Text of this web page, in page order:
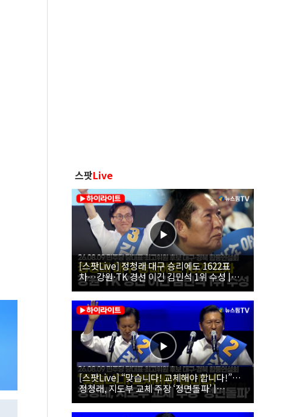
스팟Live
[스팟Live] 정청래 대구 승리에도 1622표
차…강원·TK 경선 이긴 김민석 1위 수성 |
26.08.09 더불어민주당 당대표·최고위원 후
보 대구·경북 합동연설회
[스팟Live] “맞습니다! 교체해야 합니다!”…
정청래, 지도부 교체 주장 ‘정면돌파’ |
26.08.09 더불어민주당 당대표·최고위원 후
보 대구·경북 합동연설회